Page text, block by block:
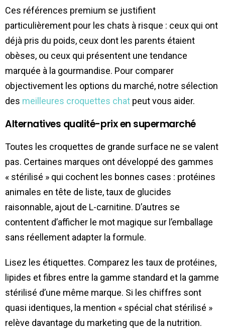
Ces références premium se justifient
particulièrement pour les chats à risque : ceux qui ont
déjà pris du poids, ceux dont les parents étaient
obèses, ou ceux qui présentent une tendance
marquée à la gourmandise. Pour comparer
objectivement les options du marché, notre sélection
des meilleures croquettes chat peut vous aider.
Alternatives qualité-prix en supermarché
Toutes les croquettes de grande surface ne se valent
pas. Certaines marques ont développé des gammes
« stérilisé » qui cochent les bonnes cases : protéines
animales en tête de liste, taux de glucides
raisonnable, ajout de L-carnitine. D’autres se
contentent d’afficher le mot magique sur l’emballage
sans réellement adapter la formule.
Lisez les étiquettes. Comparez les taux de protéines,
lipides et fibres entre la gamme standard et la gamme
stérilisé d’une même marque. Si les chiffres sont
quasi identiques, la mention « spécial chat stérilisé »
relève davantage du marketing que de la nutrition.